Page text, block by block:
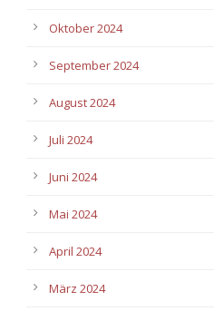
Oktober 2024
September 2024
August 2024
Juli 2024
Juni 2024
Mai 2024
April 2024
März 2024